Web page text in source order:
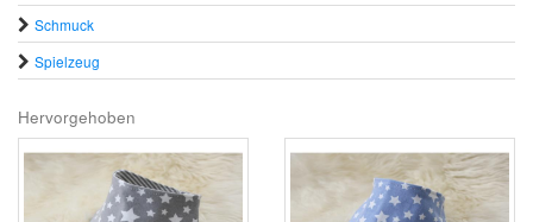
Schmuck
Spielzeug
Hervorgehoben